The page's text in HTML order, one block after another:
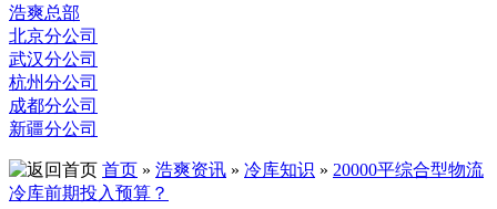
浩爽总部
北京分公司
武汉分公司
杭州分公司
成都分公司
新疆分公司
首页 » 浩爽资讯 » 冷库知识 » 20000平综合型物流
冷库前期投入预算？